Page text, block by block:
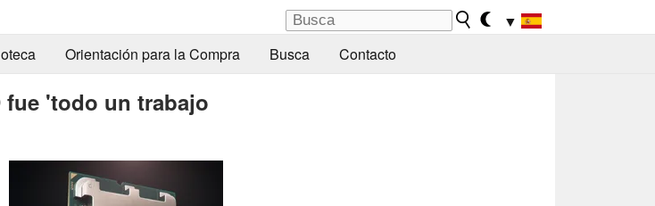
▼
Orientación para la Compra Busca Contacto
fue 'todo un trabajo